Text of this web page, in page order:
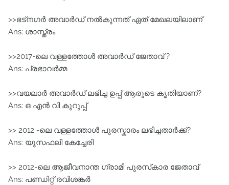
>>ഭട്‌നഗര്‍ അവാര്‍ഡ് നല്‍കുന്നത് ഏത് മേഖലയിലാണ്
Ans: ശാസ്ത്രം
>>2017-ലെ വള്ളത്തോള്‍ അവാര്‍ഡ് ജേതാവ് ?
Ans: പ്രഭാവര്‍മ്മ
>>വയലാര്‍ അവാര്‍ഡ്‌ ലഭിച്ച ഉപ്പ് ആരുടെ കൃതിയാണ്?
Ans: ഒ എന്‍ വി കുറുപ്പ്
>> 2012 -ലെ വള്ളത്തോൾ പുരസ്കാരം ലഭിച്ചതാർക്ക്?
Ans: യുസഫലി കേച്ചേരി
>> 2012-ലെ ആജീവനാന്ത ഗ്രാമി പുരസ്‌കാര ജേതാവ്
Ans: പണ്ഡിറ്റ് രവിശങ്കര്‍